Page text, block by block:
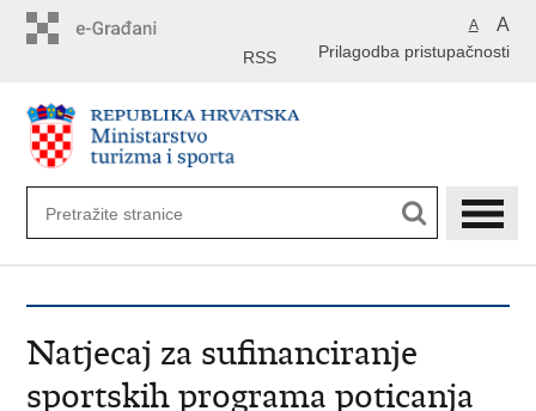
A A
Prilagodba pristupačnosti
RSS
Natjecaj za sufinanciranje
sportskih programa poticanja